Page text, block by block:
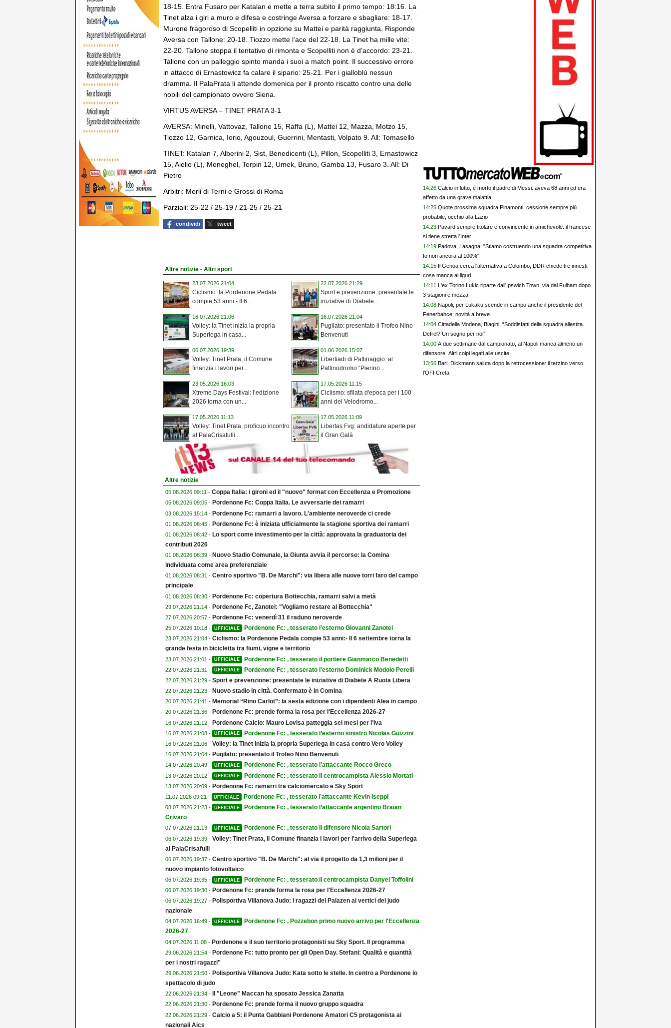
18-15. Entra Fusaro per Katalan e mette a terra subito il primo tempo: 18:16. La
Tinet alza i giri a muro e difesa e costringe Aversa a forzare e sbagliare: 18-17.
Murone fragoroso di Scopelliti in opzione su Mattei e parità raggiunta. Risponde
Aversa con Tallone: 20-18. Tiozzo mette l’ace del 22-18. La Tinet ha mille vite:
22-20. Tallone stoppa il tentativo di rimonta e Scopelliti non è d’accordo: 23-21.
Tallone con un palleggio spinto manda i suoi a match point. Il successivo errore
in attacco di Ernastowicz fa calare il sipario: 25-21. Per i gialloblù nessun
dramma. Il PalaPrata li attende domenica per il pronto riscatto contro una delle
nobili del campionato ovvero Siena.
VIRTUS AVERSA – TINET PRATA 3-1
AVERSA: Minelli, Vattovaz, Tallone 15, Raffa (L), Mattei 12, Mazza, Motzo 15,
Tiozzo 12, Garnica, Iorio, Agouzoul, Guerrini, Mentasti, Volpato 9. All: Tomasello
TINET: Katalan 7, Alberini 2, Sist, Benedicenti (L), Pillon, Scopelliti 3, Ernastowicz
15, Aiello (L), Meneghel, Terpin 12, Umek, Bruno, Gamba 13, Fusaro 3. All: Di
Pietro
Arbitri: Merli di Terni e Grossi di Roma
Parziali: 25-22 / 25-19 / 21-25 / 25-21
condividi tweet
Altre notizie - Altri sport
23.07.2026 21:04
Ciclismo: la Pordenone Pedala
compie 53 anni:- Il 6...
22.07.2026 21:29
Sport e prevenzione: presentate le
iniziative di Diabete...
16.07.2026 21:06
Volley: la Tinet inizia la propria
Superlega in casa...
16.07.2026 21:04
Pugilato: presentato il Trofeo Nino
Benvenuti
06.07.2026 19:39
Volley: Tinet Prata, il Comune
finanzia i lavori per...
01.06.2026 15:07
Libertiadi di Pattinaggio: al
Pattinodromo “Pierino...
23.05.2026 16:03
Xtreme Days Festival: l’edizione
2026 torna con un...
17.05.2026 11:15
Ciclismo: sfilata d'epoca per i 100
anni del Velodromo...
17.05.2026 11:13
Volley: Tinet Prata, proficuo incontro
al PalaCrisafulli...
17.05.2026 11:09
Libertas Fvg: andidature aperte per
il Gran Galà
Altre notizie
05.08.2026 09:11 - Coppa Italia: i gironi ed il "nuovo" format con Eccellenza e Promozione
05.08.2026 09:05 - Pordenone Fc: Coppa Italia. Le avversarie dei ramarri
03.08.2026 15:14 - Pordenone Fc: ramarri a lavoro. L'ambiente neroverde ci crede
01.08.2026 08:45 - Pordenone Fc: è iniziata ufficialmente la stagione sportiva dei ramarri
01.08.2026 08:42 - Lo sport come investimento per la città: approvata la graduatoria dei
contributi 2026
01.08.2026 08:39 - Nuovo Stadio Comunale, la Giunta avvia il percorso: la Comina
individuata come area preferenziale
01.08.2026 08:31 - Centro sportivo "B. De Marchi": via libera alle nuove torri faro del campo
principale
01.08.2026 08:30 - Pordenone Fc: copertura Bottecchia, ramarri salvi a metà
29.07.2026 21:14 - Pordenone Fc, Zanotel: "Vogliamo restare al Bottecchia"
27.07.2026 20:57 - Pordenone Fc: venerdì 31 il raduno neroverde
25.07.2026 10:18 - UFFICIALE Pordenone Fc: , tesserato l’esterno Giovanni Zanotel
23.07.2026 21:04 - Ciclismo: la Pordenone Pedala compie 53 anni:- Il 6 settembre torna la
grande festa in bicicletta tra fiumi, vigne e territorio
23.07.2026 21:01 - UFFICIALE Pordenone Fc: , tesserato il portiere Gianmarco Benedetti
22.07.2026 21:31 - UFFICIALE Pordenone Fc: , tesserato l'esterno Dominick Modolo Perelli
22.07.2026 21:29 - Sport e prevenzione: presentate le iniziative di Diabete A Ruota Libera
22.07.2026 21:23 - Nuovo stadio in città. Confermato è in Comina
20.07.2026 21:41 - Memorial “Rino Carlot”: la sesta edizione con i dipendenti Alea in campo
20.07.2026 21:36 - Pordenone Fc: prende forma la rosa per l'Eccellenza 2026-27
16.07.2026 21:12 - Pordenone Calcio: Mauro Lovisa patteggia sei mesi per l’Iva
16.07.2026 21:08 - UFFICIALE Pordenone Fc: , tesserato l’esterno sinistro Nicolas Guizzini
16.07.2026 21:06 - Volley: la Tinet inizia la propria Superlega in casa contro Vero Volley
16.07.2026 21:04 - Pugilato: presentato il Trofeo Nino Benvenuti
14.07.2026 20:49 - UFFICIALE Pordenone Fc: , tesserato l’attaccante Rocco Greco
13.07.2026 20:12 - UFFICIALE Pordenone Fc: , tesserato il centrocampista Alessio Mortati
13.07.2026 20:09 - Pordenone Fc: ramarri tra calciomercato e Sky Sport
11.07.2026 09:21 - UFFICIALE Pordenone Fc: , tesserato l’attaccante Kevin Iseppi
08.07.2026 21:23 - UFFICIALE
Pordenone Fc: , tesserato l’attaccante argentino Braian
Crivaro
07.07.2026 21:13 - UFFICIALE Pordenone Fc: , tesserato il difensore Nicola Sartori
06.07.2026 19:39 - Volley: Tinet Prata, il Comune finanzia i lavori per l'arrivo della Superlega
al PalaCrisafulli
06.07.2026 19:37 - Centro sportivo "B. De Marchi": al via il progetto da 1,3 milioni per il
nuovo impianto fotovoltaico
06.07.2026 19:35 - UFFICIALE Pordenone Fc: , tesserato il centrocampista Danyel Toffolini
06.07.2026 19:30 - Pordenone Fc: prende forma la rosa per l'Eccellenza 2026-27
06.07.2026 19:27 - Polisportiva Villanova Judo: i ragazzi del Palazen ai vertici del judo
nazionale
04.07.2026 16:49 - UFFICIALE
Pordenone Fc: , Pozzebon primo nuovo arrivo per l'Eccellenza
2026-27
04.07.2026 11:08 - Pordenone e il suo territorio protagonisti su Sky Sport. Il programma
29.06.2026 21:54 - Pordenone Fc: tutto pronto per gli Open Day. Stefani: Qualità e quantità
per i nostri ragazzi”
29.06.2026 21:50 - Polisportiva Villanova Judo: Kata sotto le stelle. In centro a Pordenone lo
spettacolo di judo
22.06.2026 21:34 - Il "Leone" Maccan ha sposato Jessica Zanatta
22.06.2026 21:30 - Pordenone Fc: prende forma il nuovo gruppo squadra
22.06.2026 21:29 - Calcio a 5: il Punta Gabbiani Pordenone Amatori C5 protagonista ai
nazionali Aics
14:26 Calcio in lutto, è morto il padre di Messi: aveva 68 anni ed era
affetto da una grave malattia
14:25 Quote prossima squadra Pinamonti: cessione sempre più
probabile, occhio alla Lazio
14:23 Pavard sempre titolare e convincente in amichevole: il francese
si tiene stretta l'Inter
14:19 Padova, Lasagna: "Stiamo costruendo una squadra competitiva.
Io non ancora al 100%"
14:15 Il Genoa cerca l'alternativa a Colombo, DDR chiede tre innesti:
cosa manca ai liguri
14:11 L'ex Torino Lukic riparte dall'Ipswich Town: via dal Fulham dopo
3 stagioni e mezza
14:08 Napoli, per Lukaku scende in campo anche il presidente del
Fenerbahce: novità a breve
14:04 Cittadella Modena, Biagini: “Soddisfatti della squadra allestita.
Defrel? Un sogno per noi”
14:00 A due settimane dal campionato, al Napoli manca almeno un
difensore. Altri colpi legati alle uscite
13:56 Bari, Dickmann saluta dopo la retrocessione: il terzino verso
l’OFI Creta